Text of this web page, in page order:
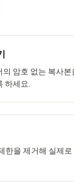
암호 없는 복사본
하세요.
한을 제거해 실제